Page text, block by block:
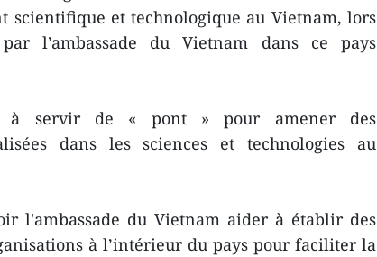
scientifique et technologique au Vietnam, lors
par l’ambassade du Vietnam dans ce pays
à servir de « pont » pour amener des
dans les sciences et technologies au
l'ambassade du Vietnam aider à établir des
à l’intérieur du pays pour faciliter la